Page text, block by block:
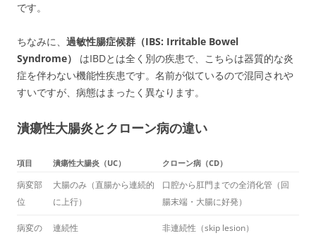
です。
ちなみに、 過敏性腸症候群（IBS: Irritable Bowel
Syndrome）
はIBDとは全く別の疾患で、こちらは器質的な炎
症を伴わない機能性疾患です。名前が似ているので混同されや
すいですが、病態はまったく異なります。
潰瘍性大腸炎とクローン病の違い
項目 潰瘍性大腸炎（UC） クローン病（CD）
病変部
位
大腸のみ（直腸から連続的
に上行）
口腔から肛門までの全消化管（回
腸末端・大腸に好発）
病変の
連続性 非連続性（skip lesion）